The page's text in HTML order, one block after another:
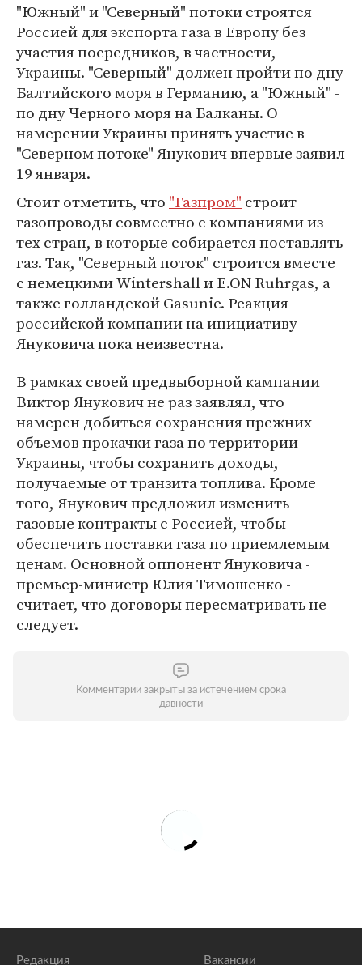
"Южный" и "Северный" потоки строятся
Россией для экспорта газа в Европу без
участия посредников, в частности,
Украины. "Северный" должен пройти по дну
Балтийского моря в Германию, а "Южный" -
по дну Черного моря на Балканы. О
намерении Украины принять участие в
"Северном потоке" Янукович впервые заявил
19 января.
Стоит отметить, что "Газпром" строит
газопроводы совместно с компаниями из
тех стран, в которые собирается поставлять
газ. Так, "Северный поток" строится вместе
с немецкими Wintershall и E.ON Ruhrgas, а
также голландской Gasunie. Реакция
российской компании на инициативу
Януковича пока неизвестна.
В рамках своей предвыборной кампании
Виктор Янукович не раз заявлял, что
намерен добиться сохранения прежних
объемов прокачки газа по территории
Украины, чтобы сохранить доходы,
получаемые от транзита топлива. Кроме
того, Янукович предложил изменить
газовые контракты с Россией, чтобы
обеспечить поставки газа по приемлемым
ценам. Основной оппонент Януковича -
премьер-министр Юлия Тимошенко -
считает, что договоры пересматривать не
следует.
Комментарии закрыты за истечением срока
давности
Редакция Вакансии